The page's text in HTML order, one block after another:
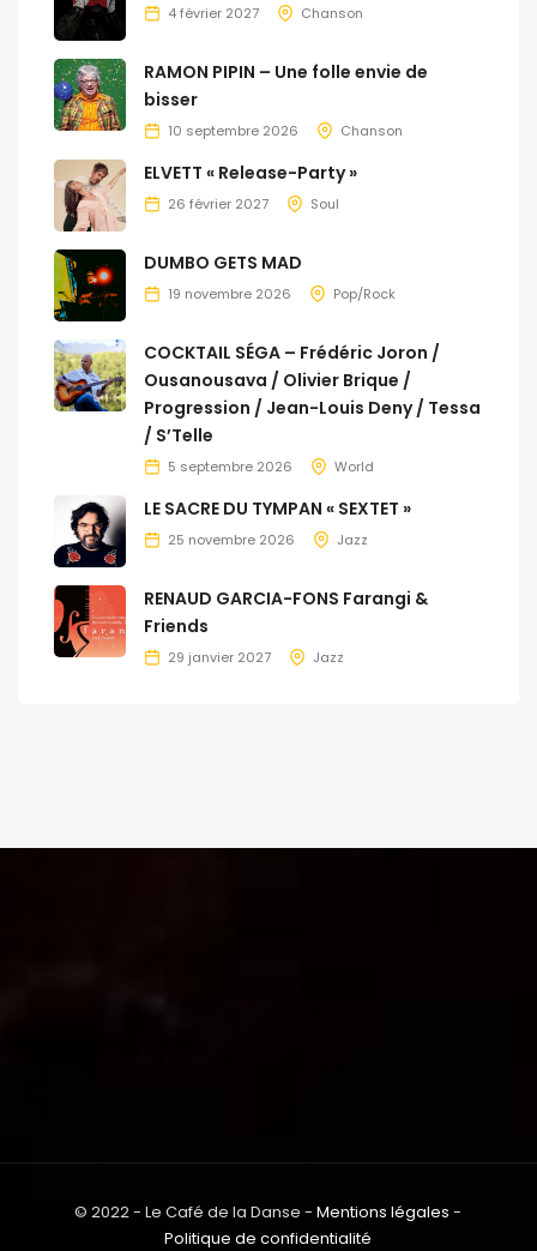
4 février 2027 Chanson
RAMON PIPIN – Une folle envie de
bisser
10 septembre 2026 Chanson
ELVETT « Release-Party »
26 février 2027 Soul
DUMBO GETS MAD
19 novembre 2026 Pop/Rock
COCKTAIL SÉGA – Frédéric Joron /
Ousanousava / Olivier Brique /
Progression / Jean-Louis Deny / Tessa
/ S’Telle
5 septembre 2026 World
LE SACRE DU TYMPAN « SEXTET »
25 novembre 2026 Jazz
RENAUD GARCIA-FONS Farangi &
Friends
29 janvier 2027 Jazz
© 2022 - Le Café de la Danse -Mentions légales -
Politique de confidentialité